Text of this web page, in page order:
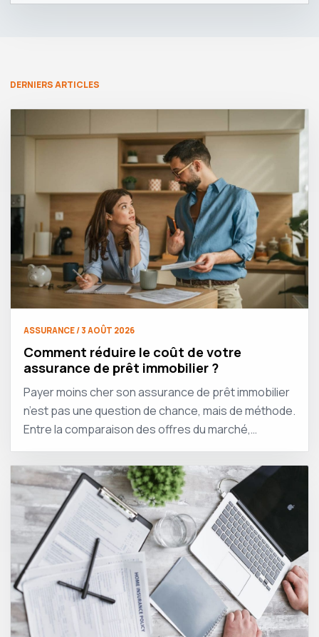
DERNIERS ARTICLES
ASSURANCE / 3 AOÛT 2026
Comment réduire le coût de votre
assurance de prêt immobilier ?
Payer moins cher son assurance de prêt immobilier
n’est pas une question de chance, mais de méthode.
Entre la comparaison des offres du marché,…